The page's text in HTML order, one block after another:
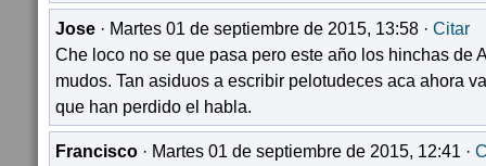
Jose · Martes 01 de septiembre de 2015, 13:58 · Citar
Che loco no se que pasa pero este año los hinchas de
mudos. Tan asiduos a escribir pelotudeces aca ahora
que han perdido el habla.
Francisco · Martes 01 de septiembre de 2015, 12:41 ·